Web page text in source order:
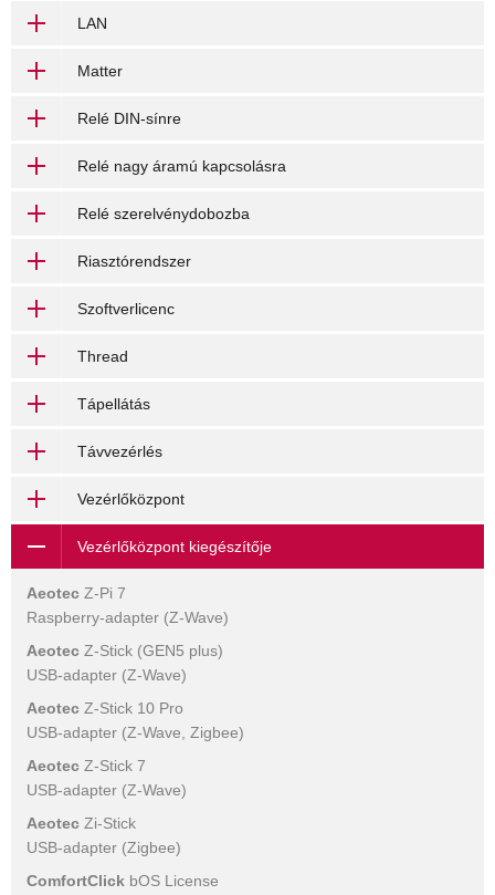
LAN
Matter
Relé DIN-sínre
Relé nagy áramú kapcsolásra
Relé szerelvénydobozba
Riasztórendszer
Szoftverlicenc
Thread
Tápellátás
Távvezérlés
Vezérlőközpont
Vezérlőközpont kiegészítője
Aeotec Z-Pi 7
Raspberry-adapter (Z-Wave)
Aeotec Z-Stick (GEN5 plus)
USB-adapter (Z-Wave)
Aeotec Z-Stick 10 Pro
USB-adapter (Z-Wave, Zigbee)
Aeotec Z-Stick 7
USB-adapter (Z-Wave)
Aeotec Zi-Stick
USB-adapter (Zigbee)
ComfortClick bOS License